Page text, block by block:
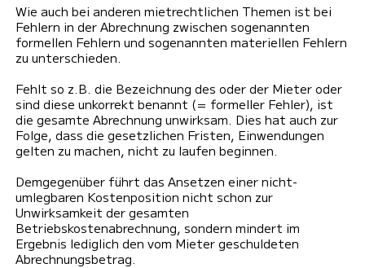
Wie auch bei anderen mietrechtlichen Themen ist bei
Fehlern in der Abrechnung zwischen sogenannten
formellen Fehlern und sogenannten materiellen Fehlern
zu unterschieden.
Fehlt so z.B. die Bezeichnung des oder der Mieter oder
sind diese unkorrekt benannt (= formeller Fehler), ist
die gesamte Abrechnung unwirksam. Dies hat auch zur
Folge, dass die gesetzlichen Fristen, Einwendungen
gelten zu machen, nicht zu laufen beginnen.
Demgegenüber führt das Ansetzen einer nicht-
umlegbaren Kostenposition nicht schon zur
Unwirksamkeit der gesamten
Betriebskostenabrechnung, sondern mindert im
Ergebnis lediglich den vom Mieter geschuldeten
Abrechnungsbetrag.